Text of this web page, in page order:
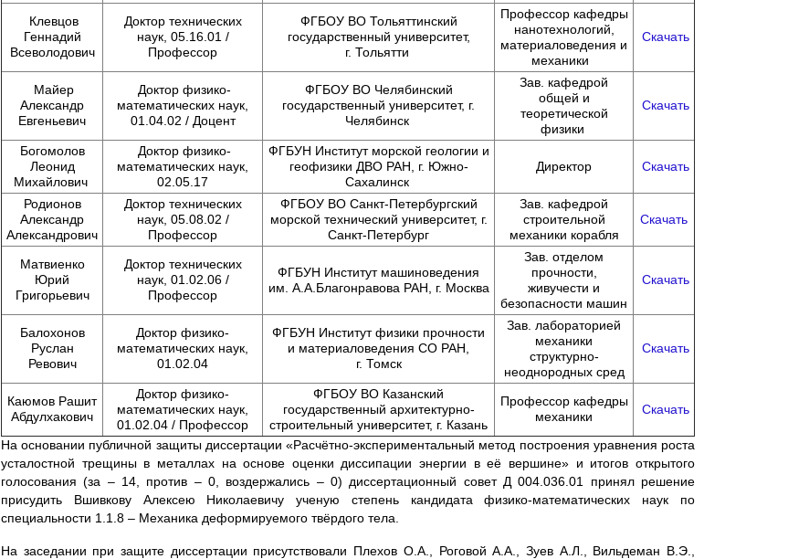
Клевцов
Геннадий
Всеволодович
Доктор технических
наук, 05.16.01 /
Профессор
ФГБОУ ВО Тольяттинский
государственный университет,
г. Тольятти
Профессор кафедры
нанотехнологий,
материаловедения и
механики
Скачать
Майер
Александр
Евгеньевич
Доктор физико-
математических наук,
01.04.02 / Доцент
ФГБОУ ВО Челябинский
государственный университет, г.
Челябинск
Зав. кафедрой
общей и
теоретической
физики
Скачать
Богомолов
Леонид
Михайлович
Доктор физико-
математических наук,
02.05.17
ФГБУН Институт морской геологии и
геофизики ДВО РАН, г. Южно-
Сахалинск
Директор Скачать
Родионов
Александр
Александрович
Доктор технических
наук, 05.08.02 /
Профессор
ФГБОУ ВО Санкт-Петербургский
морской технический университет, г.
Санкт-Петербург
Зав. кафедрой
строительной
механики корабля
Скачать
Матвиенко
Юрий
Григорьевич
Доктор технических
наук, 01.02.06 /
Профессор
ФГБУН Институт машиноведения
им. А.А.Благонравова РАН, г. Москва
Зав. отделом
прочности,
живучести и
безопасности машин
Скачать
Балохонов
Руслан
Ревович
Доктор физико-
математических наук,
01.02.04
ФГБУН Институт физики прочности
и материаловедения СО РАН,
г. Томск
Зав. лабораторией
механики
структурно-
неоднородных сред
Скачать
Каюмов Рашит
Абдулхакович
Доктор физико-
математических наук,
01.02.04 / Профессор
ФГБОУ ВО Казанский
государственный архитектурно-
строительный университет, г. Казань
Профессор кафедры
механики
Скачать
На основании публичной защиты диссертации «Расчётно-экспериментальный метод построения уравнения роста
усталостной трещины в металлах на основе оценки диссипации энергии в её вершине» и итогов открытого
голосования (за – 14, против – 0, воздержались – 0) диссертационный совет Д 004.036.01 принял решение
присудить Вшивкову Алексею Николаевичу ученую степень кандидата физико-математических наук по
специальности 1.1.8 – Механика деформируемого твёрдого тела.
На заседании при защите диссертации присутствовали Плехов О.А., Роговой А.А., Зуев А.Л., Вильдеман В.Э.,